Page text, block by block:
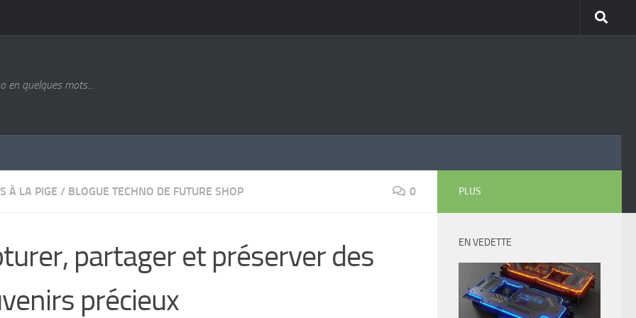
en quelques mots...
À LA PIGE / BLOGUE TECHNO DE FUTURE SHOP 0
partager et préserver des
précieux
PLUS
EN VEDETTE